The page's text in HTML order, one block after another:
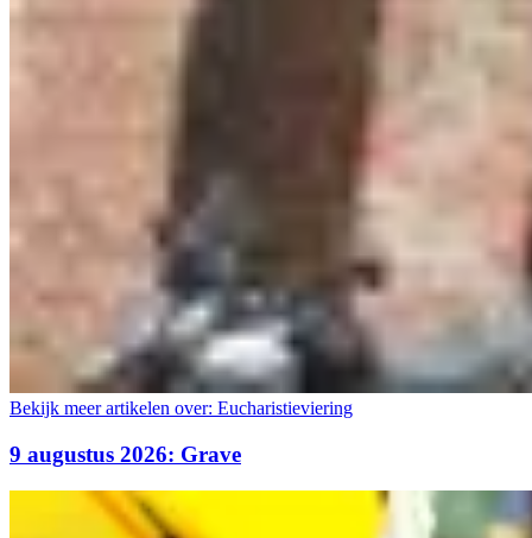
Bekijk meer artikelen over: Eucharistieviering
9 augustus 2026: Grave